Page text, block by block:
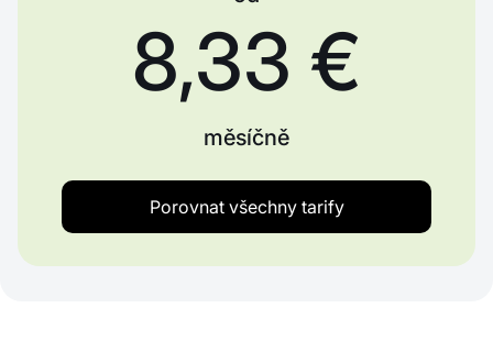
8,33 €
měsíčně
Porovnat všechny tarify